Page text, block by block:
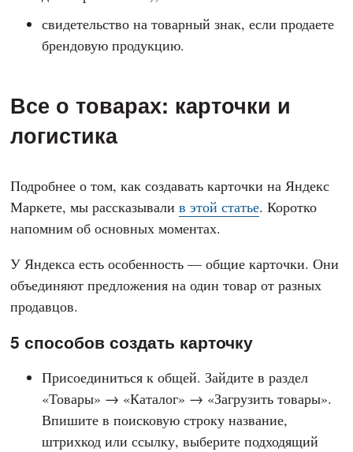
свидетельство на товарный знак, если продаете
брендовую продукцию.
Все о товарах: карточки и
логистика
Подробнее о том, как создавать карточки на Яндекс
Маркете, мы рассказывалив этой статье. Коротко
напомним об основных моментах.
У Яндекса есть особенность — общие карточки. Они
объединяют предложения на один товар от разных
продавцов.
5 способов создать карточку
Присоединиться к общей. Зайдите в раздел
«Товары» → «Каталог» → «Загрузить товары».
Впишите в поисковую строку название,
штрихкод или ссылку, выберите подходящий